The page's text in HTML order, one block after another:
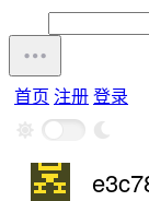
首页 注册登录